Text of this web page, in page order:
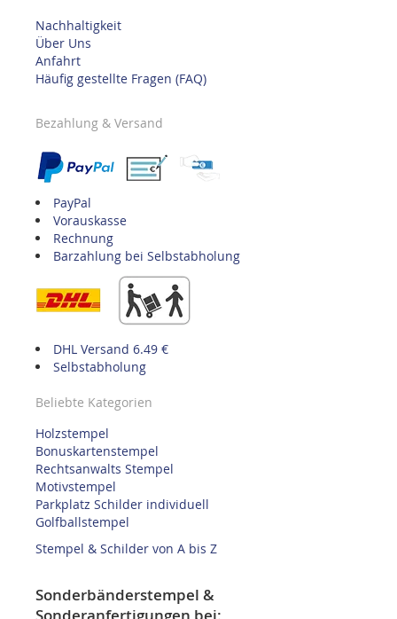
Nachhaltigkeit
Über Uns
Anfahrt
Häufig gestellte Fragen (FAQ)
Bezahlung & Versand
PayPal
Vorauskasse
Rechnung
Barzahlung bei Selbstabholung
DHL Versand 6.49 €
Selbstabholung
Beliebte Kategorien
Holzstempel
Bonuskartenstempel
Rechtsanwalts Stempel
Motivstempel
Parkplatz Schilder individuell
Golfballstempel
Stempel & Schilder von A bis Z
Sonderbänderstempel &